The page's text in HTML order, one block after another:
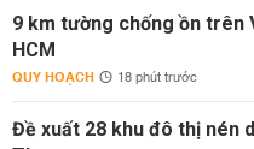
9 km tường chống ồn trên
HCM
QUY HOẠCH 18 phút trước
Đề xuất 28 khu đô thị nén